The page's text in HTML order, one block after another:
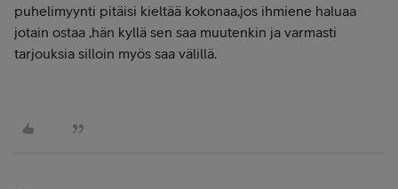
puhelimyynti pitäisi kieltää kokonaa,jos ihmiene haluaa
jotain ostaa ,hän kyllä sen saa muutenkin ja varmasti
tarjouksia silloin myös saa välillä.